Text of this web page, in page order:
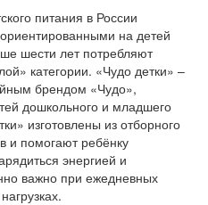
питания в России
на детей
шести лет потребляют
категории. «Чудо детки» –
брендом «Чудо»,
дошкольного и младшего
изготовлены из отборного
и помогают ребёнку
энергией и
важно при ежедневных